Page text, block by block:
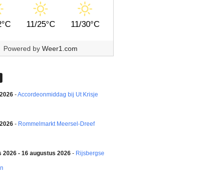
11/25°C 11/30°C
Powered by Weer1.com
-Accordeonmiddag bij Ut Krisje
- Rommelmarkt Meersel-Dreef
2026 - 16 augustus 2026- Rijsbergse